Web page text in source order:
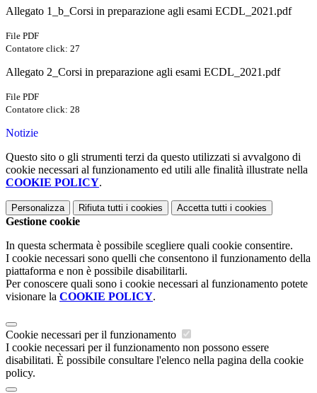
Allegato 1_b_Corsi in preparazione agli esami ECDL_2021.pdf
File PDF
Contatore click: 27
Allegato 2_Corsi in preparazione agli esami ECDL_2021.pdf
File PDF
Contatore click: 28
Notizie
Questo sito o gli strumenti terzi da questo utilizzati si avvalgono di
cookie necessari al funzionamento ed utili alle finalità illustrate nella
COOKIE POLICY.
Personalizza Rifiuta tutti i cookies Accetta tutti i cookies
Gestione cookie
In questa schermata è possibile scegliere quali cookie consentire.
I cookie necessari sono quelli che consentono il funzionamento della
piattaforma e non è possibile disabilitarli.
Per conoscere quali sono i cookie necessari al funzionamento potete
visionare la COOKIE POLICY.
Cookie necessari per il funzionamento
I cookie necessari per il funzionamento non possono essere
disabilitati. È possibile consultare l'elenco nella pagina della cookie
policy.